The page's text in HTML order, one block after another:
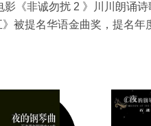
《非诚勿扰 2 》川川朗诵
被提名华语金曲奖，提名年